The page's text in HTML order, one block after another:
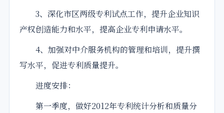
3、深化市区两级专利试点工作，提升企业知识
产权创造能力和水平，提高企业专利申请水平。
4、加强对中介服务机构的管理和培训，提升撰
写水平，促进专利质量提升。
进度安排：
第一季度，做好2012年专利统计分析和质量分